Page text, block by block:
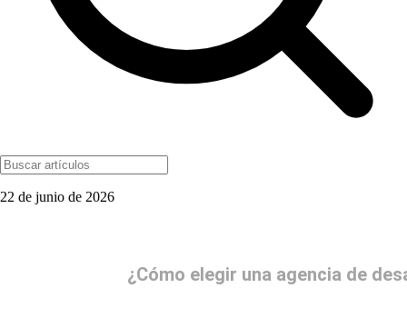
22 de junio de 2026